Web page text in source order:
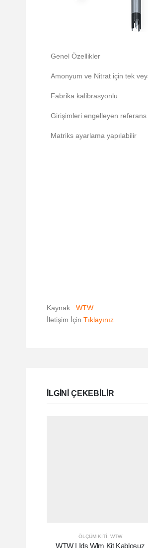
Genel Özellikler
Amonyum ve Nitrat için tek
Fabrika kalibrasyonlu
Girişimleri engelleyen
Matriks ayarlama yapılabilir
Kaynak : WTW
İletişim İçin Tıklayınız
ILGINI ÇEKEBILIR
ÖLÇÜM KITI, WTW
WTW | Ids Wlm Kit Kablosuz